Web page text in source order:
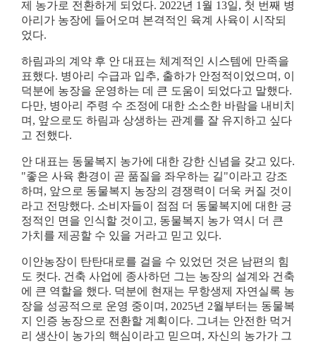
제 농가로 전환하게 되었다. 2022년 1 월 13일, 첫 번째 병
아리가 농장에 들어오며 본격적인 육계 사육이 시작되
었다.
하림과의 계약 후 안 대표는 체계적인 시스템에 만족을
표했다. 병아리 수급과 입추, 출하가 안정적이었으며 , 이
덕분에 농장을 운영하는 데 큰 도움이 되었다고 말했다.
다만, 병아리 주령 수 조정에 대한 소소한 바람을 내비치
며 , 앞으로도 하림과 상생하는 관계를 잘 유지하고 싶다
고 전했다.
안 대표는 동물복지 농가에 대한 강한 신념을 갖고 있다.
"좋은 사육 환경이 곧 품질을 좌우하는 길"이라고 강조
하며 , 앞으로 동물복지 농장의 경쟁력이 더욱 커질 것이
라고 전망했다. 소비자들이 점점 더 동물복지에 대한 긍
정적인 면을 인식할 것이고, 동물복지 농가 역시 더 큰
가치를 제공할 수 있을 거라고 믿고 있다.
이안농장이 탄탄대로를 걸을 수 있었던 것은 남편의 힘
도 컷다. 건축 사업에 종사하던 그는 농장의 설계와 건축
에 큰 역할을 했다. 덕분에 현재는 무항생제 자연실록 농
장을 성공적으로 운영 중이며 , 2025년 2월부터는 동물복
지 인증 농장으로 전환할 계획이다. 그녀는 안전한 먹거
리 생산이 농가의 핵심이라고 믿으며 , 자신의 농가가 그